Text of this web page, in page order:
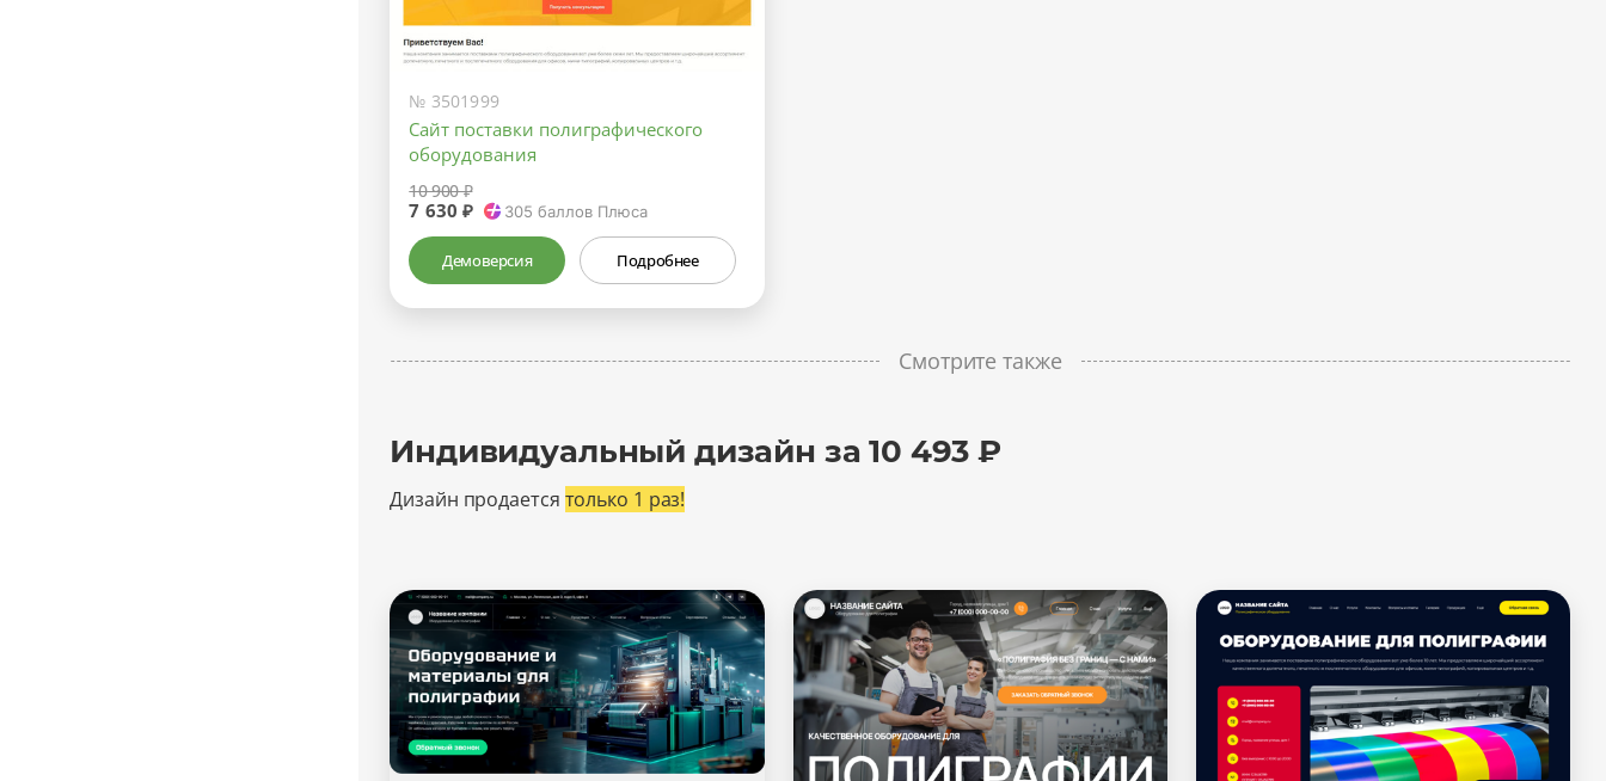
№ 3501999
Сайт поставки полиграфического
оборудования
10 900 ₽
7 630 ₽ 305 баллов Плюса
Демоверсия Подробнее
Смотрите также
Индивидуальный дизайн за 10 493 ₽
Дизайн продается только 1 раз!